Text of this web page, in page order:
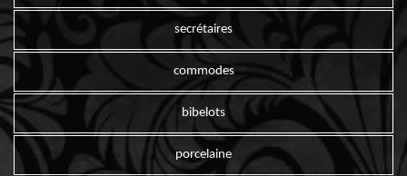
secrétaires
commodes
bibelots
porcelaine